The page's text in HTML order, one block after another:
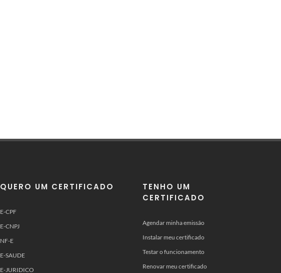
QUERO UM CERTIFICADO
E-CPF
E-CNPJ
NF-E
E-SAUDE
E-JURIDICO
TENHO UM
CERTIFICADO
Agendar minha emissão
Instalar meu certificado
Testar o funcionamento
Renovar meu certificado